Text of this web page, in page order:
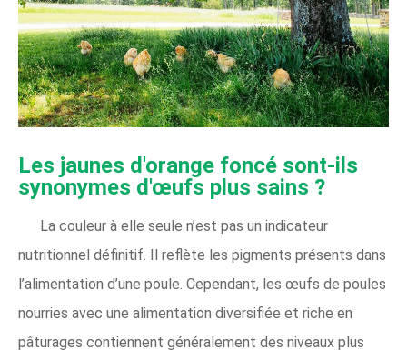
Les jaunes d'orange foncé sont-ils
synonymes d'œufs plus sains ?
La couleur à elle seule n’est pas un indicateur
nutritionnel définitif. Il reflète les pigments présents dans
l’alimentation d’une poule. Cependant, les œufs de poules
nourries avec une alimentation diversifiée et riche en
pâturages contiennent généralement des niveaux plus